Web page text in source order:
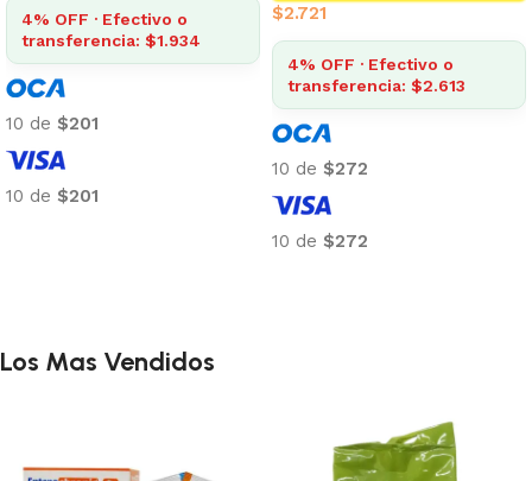
4% OFF · Efectivo o
transferencia: $1.934
10 de $201
10 de $201
$2.721
4% OFF · Efectivo o
transferencia: $2.613
10 de $272
10 de $272
Los Mas Vendidos